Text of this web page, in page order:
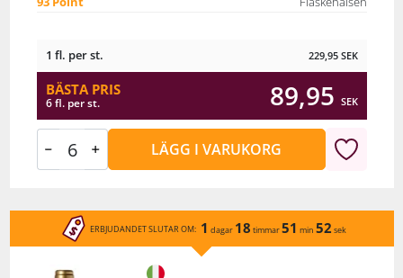
1 fl. per st. 229,95 SEK
BÄSTA PRIS
6 fl. per st. 89,95 SEK
LÄGG I VARUKORG
ERBJUDANDET SLUTAR OM: 1 dagar 18 timmar51 min 52 sek